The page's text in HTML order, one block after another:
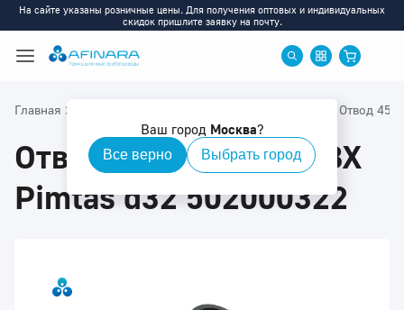
На сайте указаны розничные цены. Для получения оптовых и индивидуальных
скидок пришлите заявку на почту.
Ваш город Москва?
Все верно Выбрать город
Главная > Отвод 45
Отвод клеевой 45° ПВХ
Pimtas d32 502000322